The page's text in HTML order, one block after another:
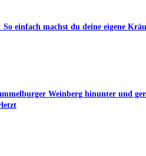
einfach machst du deine eigene
Weinberg hinunter und